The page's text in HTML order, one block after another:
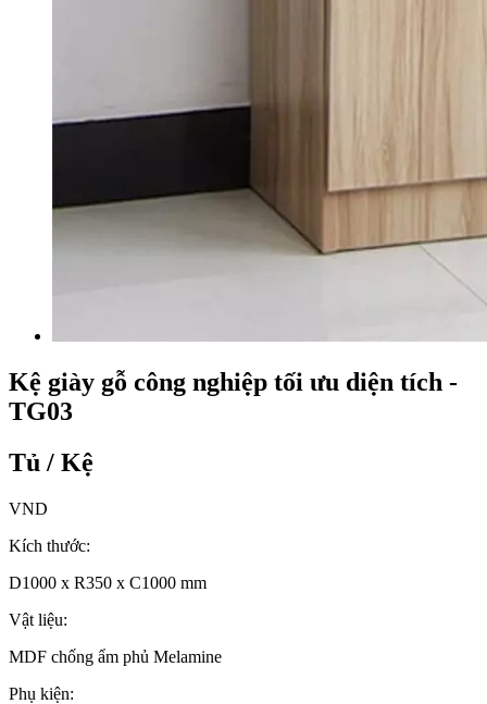
Kệ giày gỗ công nghiệp tối ưu diện tích -
TG03
Tủ / Kệ
VND
Kích thước:
D1000 x R350 x C1000 mm
Vật liệu:
MDF chống ẩm phủ Melamine
Phụ kiện: